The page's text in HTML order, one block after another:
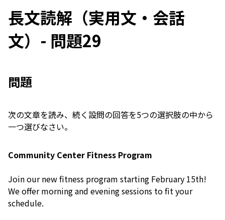
長文読解（実用文・会話
文）- 問題29
問題
次の文章を読み、続く設問の回答を5つの選択肢の中から
一つ選びなさい。
Community Center Fitness Program
Join our new fitness program starting February 15th!
We offer morning and evening sessions to fit your
schedule.